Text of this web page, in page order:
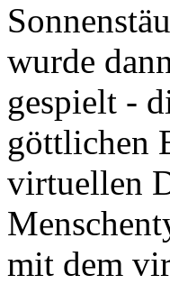
wurde
gespielt -
göttlichen
virtuellen
mit dem